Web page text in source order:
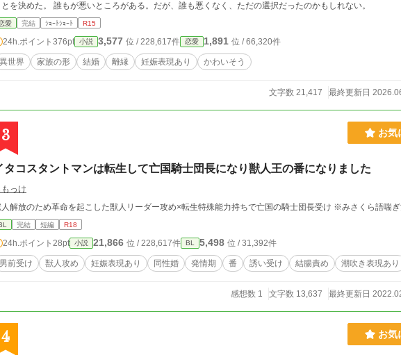
ことを決めた。 誰もが悪いところがある。だが、誰も悪くなく、ただの選択だったのかもしれない。
愛 完結 ｼｮｰﾄｼｮｰﾄ R15
24h.ポイント 376pt 小説 3,577 位 / 228,617件 恋愛 1,891 位 / 66,320件
異世界 家族の形 結婚 離縁 妊娠表現あり かわいそう
文字数 21,417 最終更新日
3 お気
タコスタントマンは転生して亡国騎士団長になり獣人王の番になりました
っけ
獣人解放のため革命を起こした獣人リーダー攻め×転生特殊能力持ちで亡国の騎士団長受
完結 短編 R18
24h.ポイント 28pt 小説 21,866 位 / 228,617件 BL 5,498 位 / 31,392件
男前受け 獣人攻め 妊娠表現あり 同性婚 発情期 番 誘い受け 結腸責め 潮吹き表現あり
感想数 1 文字数 13,637 最終更新日
4 お気